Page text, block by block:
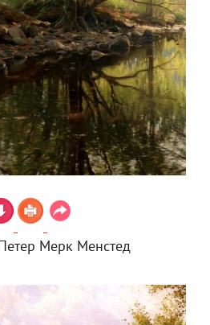
Мерк Менстед